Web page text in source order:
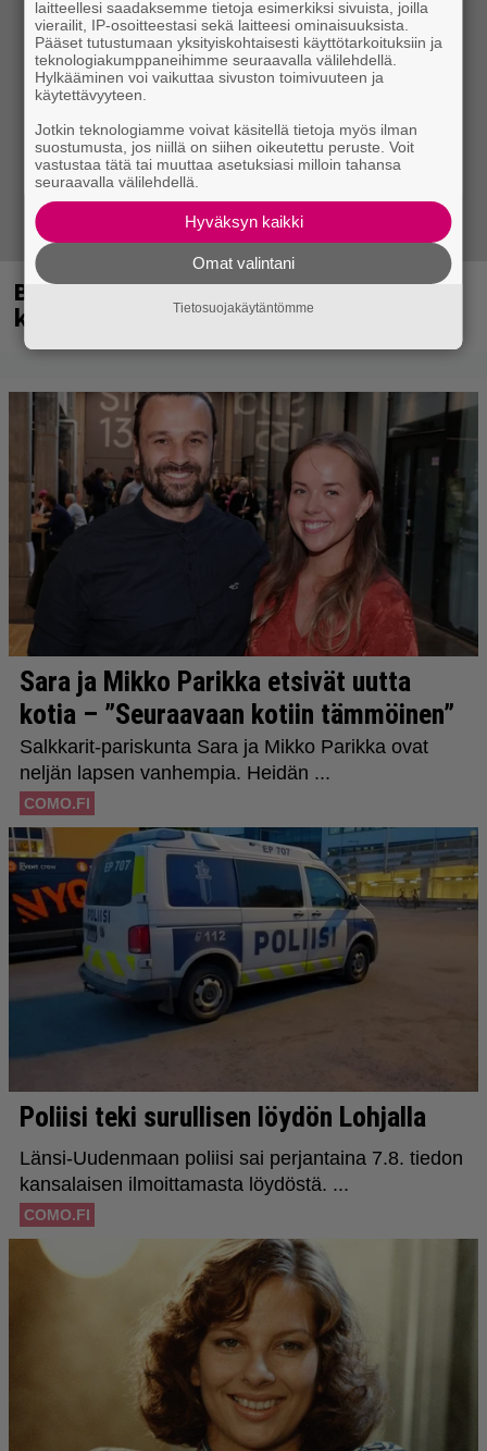
Blind Channel palasi tauolta – tältä
kuulostaa uusi musiikki
laitteellesi saadaksemme tietoja esimerkiksi sivuista, joilla
vierailit, IP-osoitteestasi sekä laitteesi ominaisuuksista.
Pääset tutustumaan yksityiskohtaisesti käyttötarkoituksiin ja
teknologiakumppaneihimme seuraavalla välilehdellä.
Hylkääminen voi vaikuttaa sivuston toimivuuteen ja
käytettävyyteen.
Jotkin teknologiamme voivat käsitellä tietoja myös ilman
suostumusta, jos niillä on siihen oikeutettu peruste. Voit
vastustaa tätä tai muuttaa asetuksiasi milloin tahansa
seuraavalla välilehdellä.
Hyväksyn kaikki
Omat valintani
Tietosuojakäytäntömme